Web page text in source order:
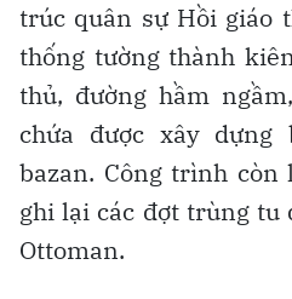
trúc quân sự Hồi giáo
thống tường thành
thủ, đường hầm
chứa được xây
bazan. Công trình
ghi lại các đợt trùng tu
Ottoman.